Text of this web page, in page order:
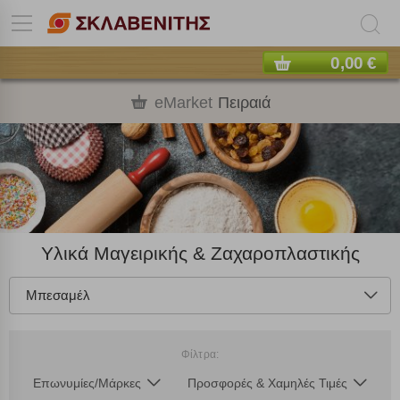
0,00 €
eMarket Πειραιά
Υλικά Μαγειρικής & Ζαχαροπλαστικής
Μπεσαμέλ
Φίλτρα:
Επωνυμίες/Μάρκες Προσφορές & Χαμηλές Τιμές
Πολλαπλή αναζήτηση
Χρησιμοποιήστε τη για πιο γρήγορη αναζήτηση
προϊόντων.